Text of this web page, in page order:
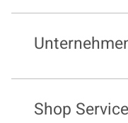
Shop Service